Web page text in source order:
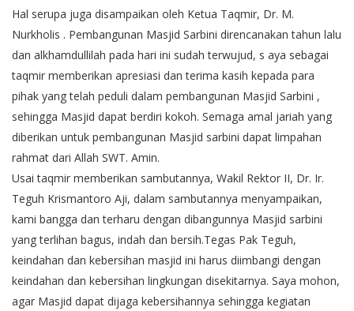
Hal serupa juga disampaikan oleh Ketua Taqmir, Dr. M.
Nurkholis . Pembangunan Masjid Sarbini direncanakan tahun lalu
dan alkhamdullilah pada hari ini sudah terwujud, s aya sebagai
taqmir memberikan apresiasi dan terima kasih kepada para
pihak yang telah peduli dalam pembangunan Masjid Sarbini ,
sehingga Masjid dapat berdiri kokoh. Semaga amal jariah yang
diberikan untuk pembangunan Masjid sarbini dapat limpahan
rahmat dari Allah SWT. Amin.
Usai taqmir memberikan sambutannya, Wakil Rektor II, Dr. Ir.
Teguh Krismantoro Aji, dalam sambutannya menyampaikan,
kami bangga dan terharu dengan dibangunnya Masjid sarbini
yang terlihan bagus, indah dan bersih.Tegas Pak Teguh,
keindahan dan kebersihan masjid ini harus diimbangi dengan
keindahan dan kebersihan lingkungan disekitarnya. Saya mohon,
agar Masjid dapat dijaga kebersihannya sehingga kegiatan